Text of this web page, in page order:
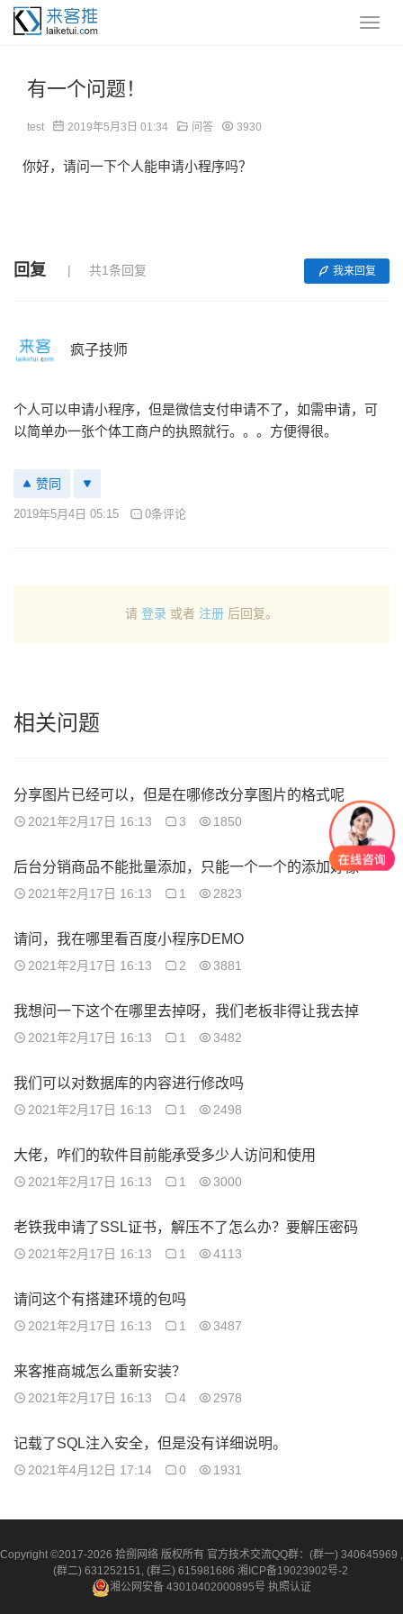
有一个问题！
test 2019年5月3日 01:34 问答 3930
你好，请问一下个人能申请小程序吗？
回复 共1条回复 我来回复
疯子技师
个人可以申请小程序，但是微信支付申请不了，如需申请，可
以简单办一张个体工商户的执照就行。。。方便得很。
赞同
2019年5月4日 05:15 0条评论
请 登录 或者 注册 后回复。
相关问题
分享图片已经可以，但是在哪修改分享图片的格式呢
2021年2月17日 16:13 3 1850
后台分销商品不能批量添加，只能一个一个的添加好像
2021年2月17日 16:13 1 2823
请问，我在哪里看百度小程序DEMO
2021年2月17日 16:13 2 3881
我想问一下这个在哪里去掉呀，我们老板非得让我去掉
2021年2月17日 16:13 1 3482
我们可以对数据库的内容进行修改吗
2021年2月17日 16:13 1 2498
大佬，咋们的软件目前能承受多少人访问和使用
2021年2月17日 16:13 1 3000
老铁我申请了SSL证书，解压不了怎么办？要解压密码
2021年2月17日 16:13 1 4113
请问这个有搭建环境的包吗
2021年2月17日 16:13 1 3487
来客推商城怎么重新安装？
2021年2月17日 16:13 4 2978
记载了SQL注入安全，但是没有详细说明。
2021年4月12日 17:14 0 1931
Copyright ©2017-2026 拾捌网络 版权所有 官方技术交流QQ群：(群一) 340645969 ,
(群二) 631252151, (群三) 615981686 湘ICP备19023902号-2
湘公网安备 43010402000895号 执照认证